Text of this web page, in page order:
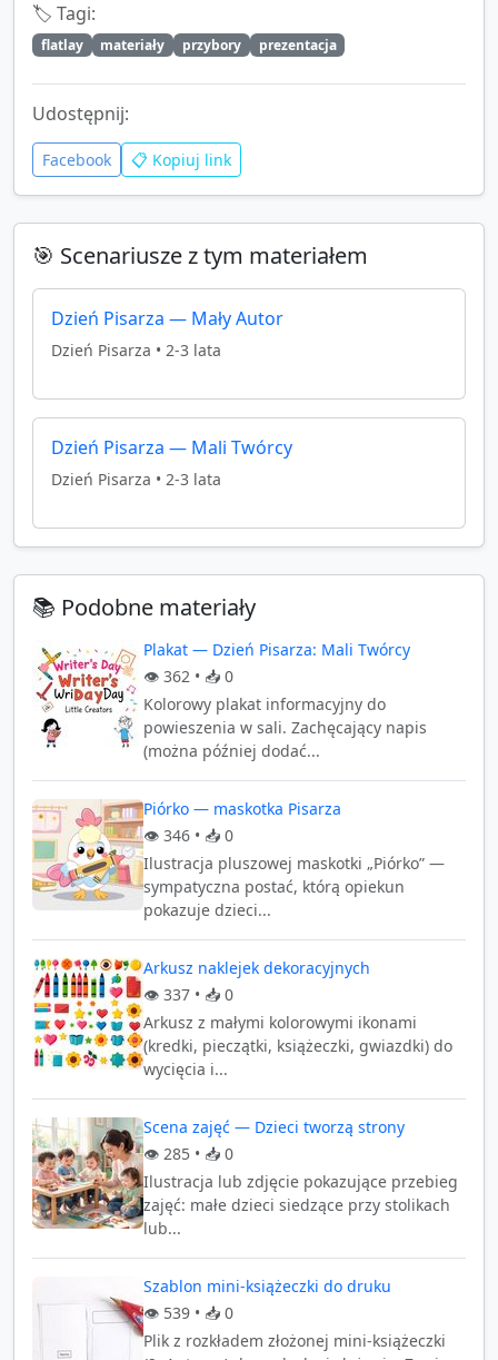
🏷️ Tagi:
flatlay materiały przybory prezentacja
Udostępnij:
Facebook 📋 Kopiuj link
🎯 Scenariusze z tym materiałem
Dzień Pisarza — Mały Autor
Dzień Pisarza • 2-3 lata
Dzień Pisarza — Mali Twórcy
Dzień Pisarza • 2-3 lata
📚 Podobne materiały
Plakat — Dzień Pisarza: Mali Twórcy
👁️ 362 • 📥 0
Kolorowy plakat informacyjny do
powieszenia w sali. Zachęcający napis
(można później dodać...
Piórko — maskotka Pisarza
👁️ 346 • 📥 0
Ilustracja pluszowej maskotki „Piórko” —
sympatyczna postać, którą opiekun
pokazuje dzieci...
Arkusz naklejek dekoracyjnych
👁️ 337 • 📥 0
Arkusz z małymi kolorowymi ikonami
(kredki, pieczątki, książeczki, gwiazdki) do
wycięcia i...
Scena zajęć — Dzieci tworzą strony
👁️ 285 • 📥 0
Ilustracja lub zdjęcie pokazujące przebieg
zajęć: małe dzieci siedzące przy stolikach
lub...
Szablon mini-książeczki do druku
👁️ 539 • 📥 0
Plik z rozkładem złożonej mini-książeczki